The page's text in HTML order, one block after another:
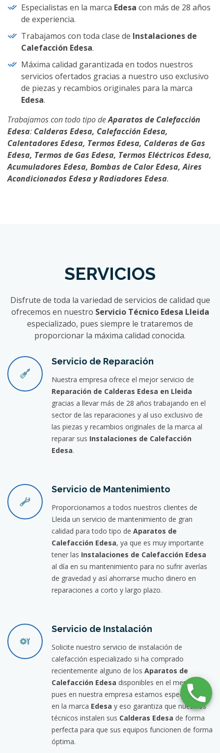
Especialistas en la marca Edesa con más de 28 años
de experiencia.
Trabajamos con toda clase de Instalaciones de
Calefacción Edesa.
Máxima calidad garantizada en todos nuestros
servicios ofertados gracias a nuestro uso exclusivo
de piezas y recambios originales para la marca
Edesa.
Trabajamos con todo tipo deAparatos de Calefacción
Edesa: Calderas Edesa, Calefacción Edesa,
Calentadores Edesa, Termos Edesa, Calderas de Gas
Edesa, Termos de Gas Edesa, Termos Eléctricos Edesa,
Acumuladores Edesa, Bombas de Calor Edesa, Aires
Acondicionados Edesa y Radiadores Edesa.
SERVICIOS
Disfrute de toda la variedad de servicios de calidad que
ofrecemos en nuestro Servicio Técnico Edesa Lleida
especializado, pues siempre le trataremos de
proporcionar la máxima calidad conocida.
Servicio de Reparación
Nuestra empresa ofrece el mejor servicio de
Reparación de Calderas Edesa en Lleida
gracias a llevar más de 28 años trabajando en el
sector de las reparaciones y al uso exclusivo de
las piezas y recambios originales de la marca al
reparar sus Instalaciones de Calefacción
Edesa.
Servicio de Mantenimiento
Proporcionamos a todos nuestros clientes de
Lleida un servicio de mantenimiento de gran
calidad para todo tipo de Aparatos de
Calefacción Edesa, ya que es muy importante
tener las Instalaciones de Calefacción Edesa
al día en su mantenimiento para no sufrir averías
de gravedad y así ahorrarse mucho dinero en
reparaciones a corto y largo plazo.
Servicio de Instalación
Solicite nuestro servicio de instalación de
calefacción especializado si ha comprado
recientemente alguno de los Aparatos de
Calefacción Edesa disponibles en el mercado,
pues en nuestra empresa estamos especializados
en la marca Edesa y eso garantiza que nuestros
técnicos instalen sus Calderas Edesa de forma
perfecta para que sus equipos funcionen de forma
óptima.